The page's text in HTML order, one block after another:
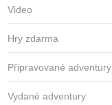
Video
Hry zdarma
Připravované adventury
Vydané adventury